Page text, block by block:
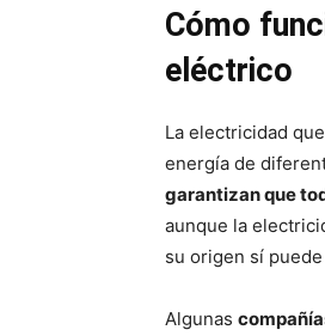
Cómo
eléctrico
La electricidad
energía de
garantizan que
aunque la
su origen sí
Algunas